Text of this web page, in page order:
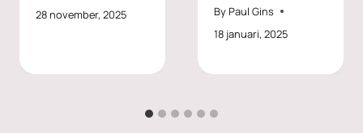
28 november, 2025
ByPaul Gins
18 januari, 2025